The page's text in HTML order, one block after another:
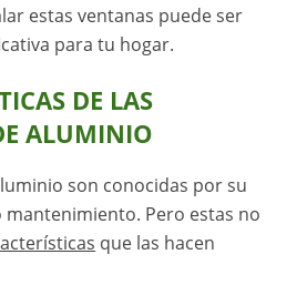
estas ventanas puede ser
para tu hogar.
DE LAS
ALUMINIO
son conocidas por su
Pero estas no
que las hacen